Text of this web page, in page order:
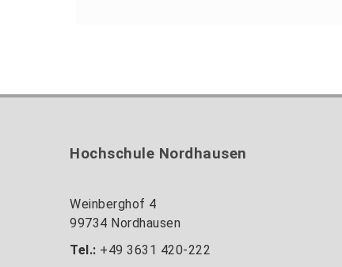
Hochschule Nordhausen
Weinberghof 4
99734 Nordhausen
Tel.: +49 3631 420-222